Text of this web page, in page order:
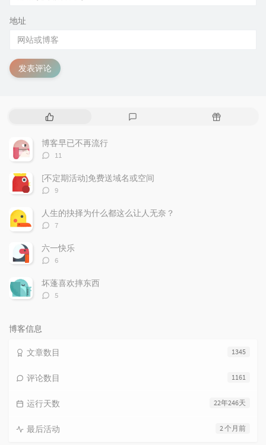
地址
发表评论
热
文
章
随
博客早已不再流行
评
数：
11
[不定期活动]免费送域名或空间
评
数：
9
人生的抉择为什么都这么让人无奈？
评
数：
7
六一快乐
评
数：
6
坏蓬喜欢摔东西
评
5
博客信息
1345
文章数目
1161
评论数目
22年246天
运行天数
2 个月前
最后活动